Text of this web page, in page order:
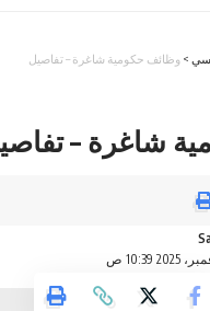
> وظائف حكومية شاغرة – تفاصيل
شاغرة –